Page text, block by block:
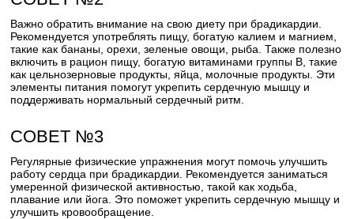
Важно обратить внимание на свою диету при брадикардии.
Рекомендуется употреблять пищу, богатую калием и магнием,
такие как бананы, орехи, зеленые овощи, рыба. Также полезно
включить в рацион пищу, богатую витаминами группы В, такие
как цельнозерновые продукты, яйца, молочные продукты. Эти
элементы питания помогут укрепить сердечную мышцу и
поддерживать нормальный сердечный ритм.
СОВЕТ №3
Регулярные физические упражнения могут помочь улучшить
работу сердца при брадикардии. Рекомендуется заниматься
умеренной физической активностью, такой как ходьба,
плавание или йога. Это поможет укрепить сердечную мышцу и
улучшить кровообращение.